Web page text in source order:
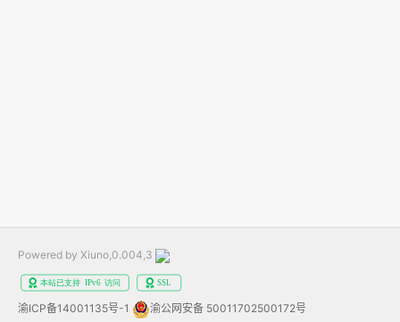
Powered by Xiuno,0.004,3
渝ICP备14001135号-1 渝公网安备 50011702500172号